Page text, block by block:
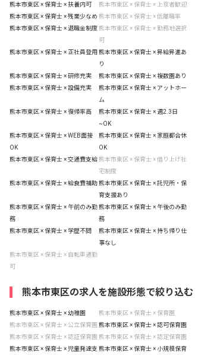
熊本市東区 × 保育士 × 扶養内可
熊本市東区 × 保育士 × 上京者歓迎
熊本市東区 × 保育士 × 残業少なめ 熊本市東区 × 保育士 × 低離職率
熊本市東区 × 保育士 × 退職金制度熊本市東区 × 保育士 × 勤務地選択
可
熊本市東区 × 保育士 × 正社員登用 熊本市東区 × 保育士 × 昇給昇進あ
り
熊本市東区 × 保育士 × 研修充実
熊本市東区 × 保育士 × 複数園あり
熊本市東区 × 保育士 × 設備充実
熊本市東区 × 保育士 × アットホー
ム
熊本市東区 × 保育士 × 復帰率高
熊本市東区 × 保育士 × 週2.3日
~OK
熊本市東区 × 保育士 × WEB面接
OK
熊本市東区 × 保育士 × 家庭都合休
OK
熊本市東区 × 保育士 × 交通費支給熊本市東区 × 保育士 × 借り上げ社
宅制度
熊本市東区 × 保育士 × 給食費補助熊本市東区 × 保育士 × 託児所・保
育支援あり
熊本市東区 × 保育士 × 午前のみ勤
務
熊本市東区 × 保育士 × 午後のみ勤
務
熊本市東区 × 保育士 × 学歴不問
熊本市東区 × 保育士 × 持ち帰り仕
事なし
熊本市東区 × 保育士 × 自転車通勤
可
熊本市東区の求人を施設形態で絞り込む
熊本市東区 × 保育士 × 幼稚園
熊本市東区 × 保育士 × 保育園
熊本市東区 × 保育士 × 公立保育園 熊本市東区 × 保育士 × 認可保育園
熊本市東区 × 保育士 × 認証保育園 熊本市東区 × 保育士 × 認定保育園
熊本市東区 × 保育士 × 児童発達支 熊本市東区 × 保育士 × 小規模保育